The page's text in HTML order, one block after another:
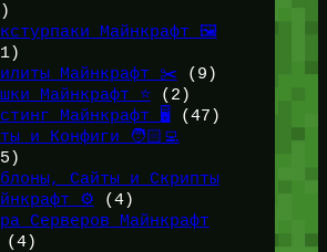
Майнкрафт 🖼️
Майнкрафт ✂️ (9)
Майнкрафт ⭐(2)
Майнкрафт 🖥️ (47)
и Конфиги 🧑🏻‍💻
Сайты и Скрипты
⚙️ (4)
Серверов Майнкрафт